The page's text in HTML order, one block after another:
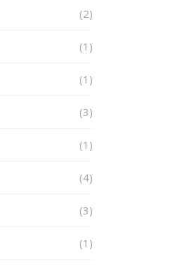
(2)
(1)
(1)
(3)
(1)
(4)
(3)
(1)